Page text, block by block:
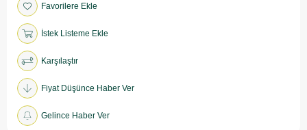
Favorilere Ekle
İstek Listeme Ekle
Karşılaştır
Fiyat Düşünce Haber Ver
Gelince Haber Ver